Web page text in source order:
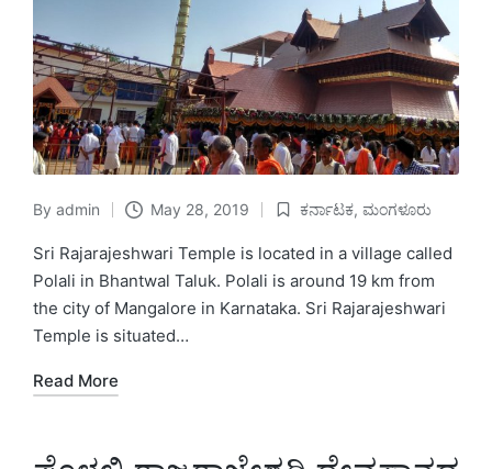
Posted
by
By admin May 28, 2019
Posted
in
ಕರ್ನಾಟಕ, ಮಂಗಳೂರು
Sri Rajarajeshwari Temple is located in a village called
Polali in Bhantwal Taluk. Polali is around 19 km from
the city of Mangalore in Karnataka. Sri Rajarajeshwari
Temple is situated…
Read More